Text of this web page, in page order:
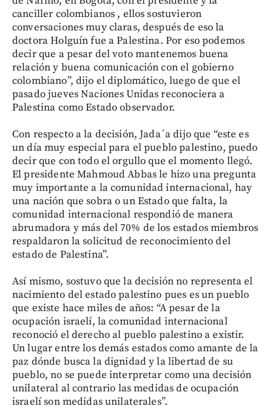
canciller colombianos , ellos sostuvieron
conversaciones muy claras, después de eso la
doctora Holguín fue a Palestina. Por eso podemos
decir que a pesar del voto mantenemos buena
relación y buena comunicación con el gobierno
colombiano”, dijo el diplomático, luego de que el
pasado jueves Naciones Unidas reconociera a
Palestina como Estado observador.
Con respecto a la decisión, Jada´a dijo que “este es
un día muy especial para el pueblo palestino, puedo
decir que con todo el orgullo que el momento llegó.
El presidente Mahmoud Abbas le hizo una pregunta
muy importante a la comunidad internacional, hay
una nación que sobra o un Estado que falta, la
comunidad internacional respondió de manera
abrumadora y más del 70% de los estados miembros
respaldaron la solicitud de reconocimiento del
estado de Palestina”.
Así mismo, sostuvo que la decisión no representa el
nacimiento del estado palestino pues es un pueblo
que existe hace miles de años: “A pesar de la
ocupación israelí, la comunidad internacional
reconoció el derecho al pueblo palestino a existir.
Un lugar entre los demás estados como amante de la
paz dónde busca la dignidad y la libertad de su
pueblo, no se puede interpretar como una decisión
unilateral al contrario las medidas de ocupación
israelí son medidas unilaterales”.